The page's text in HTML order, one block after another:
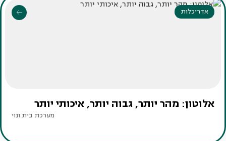
אדריכלות
אלוטון: מהר יותר, גבוה יותר, איכותי יותר
מערכת בית ונוי